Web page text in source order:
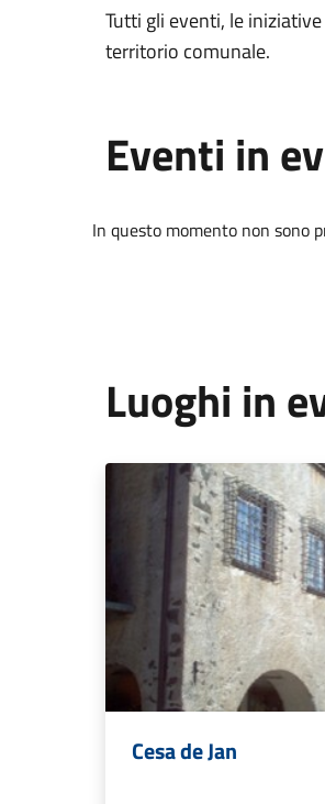
Tutti gli eventi, le
territorio comunale.
Eventi in
In questo momento non sono
Luoghi in
Cesa de Jan